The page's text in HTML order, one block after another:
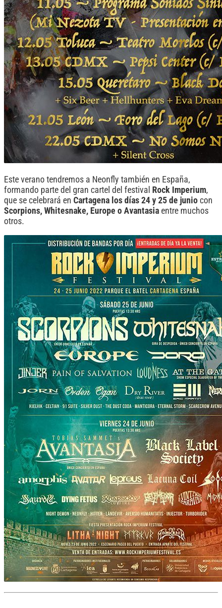
Este verano tendremos a Neonfly también en España,
formando parte del gran cartel del festival Rock Imperium,
que se celebrará en Cartagena los días 24 y 25 de junio con
Scorpions, Whitesnake, Europe o Avantasia entre muchos
otros.